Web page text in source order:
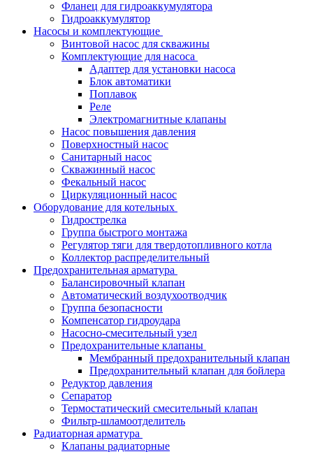
Фланец для гидроаккумулятора
Гидроаккумулятор
Насосы и комплектующие
Винтовой насос для скважины
Комплектующие для насоса
Адаптер для установки насоса
Блок автоматики
Поплавок
Реле
Электромагнитные клапаны
Насос повышения давления
Поверхностный насос
Санитарный насос
Скважинный насос
Фекальный насос
Циркуляционный насос
Оборудование для котельных
Гидрострелка
Группа быстрого монтажа
Регулятор тяги для твердотопливного котла
Коллектор распределительный
Предохранительная арматура
Балансировочный клапан
Автоматический воздухоотводчик
Группа безопасности
Компенсатор гидроудара
Насосно-смесительный узел
Предохранительные клапаны
Мембранный предохранительный клапан
Предохранительный клапан для бойлера
Редуктор давления
Сепаратор
Термостатический смесительный клапан
Фильтр-шламоотделитель
Радиаторная арматура
Клапаны радиаторные